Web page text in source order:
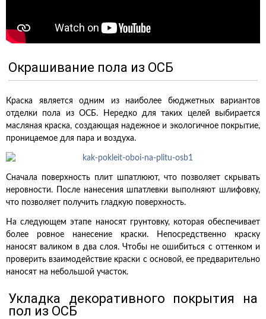
Окрашивание пола из ОСБ
Краска является одним из наиболее бюджетных вариантов
отделки пола из ОСБ. Нередко для таких целей выбирается
масляная краска, создающая надежное и экологичное покрытие,
проницаемое для пара и воздуха.
Сначала поверхность плит шпатлюют, что позволяет скрывать
неровности. После нанесения шпатлевки выполняют шлифовку,
что позволяет получить гладкую поверхность.
На следующем этапе наносят грунтовку, которая обеспечивает
более ровное нанесение краски. Непосредственно краску
наносят валиком в два слоя. Чтобы не ошибиться с оттенком и
проверить взаимодействие краски с основой, ее предварительно
наносят на небольшой участок.
Укладка декоративного покрытия на
пол из ОСБ